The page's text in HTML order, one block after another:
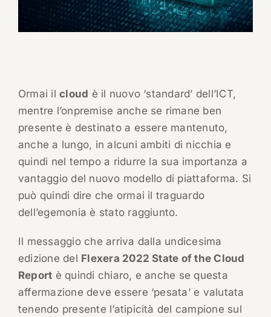
Ormai ilcloud è il nuovo ‘standard’ dell’ICT,
mentre l’onpremise anche se rimane ben
presente è destinato a essere mantenuto,
anche a lungo, in alcuni ambiti di nicchia e
quindi nel tempo a ridurre la sua importanza a
vantaggio del nuovo modello di piattaforma. Si
può quindi dire che ormai il traguardo
dell’egemonia è stato raggiunto.
Il messaggio che arriva dalla undicesima
edizione del Flexera 2022 State of the Cloud
Report è quindi chiaro, e anche se questa
affermazione deve essere ‘pesata’ e valutata
tenendo presente l’atipicità del campione sul